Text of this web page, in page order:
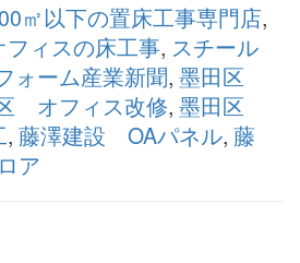
㎡以下の置床工事専門店,
フィスの床工事, スチール
ォーム産業新聞, 墨田区
オフィス改修, 墨田区
, 藤澤建設 OAパネル, 藤
ア